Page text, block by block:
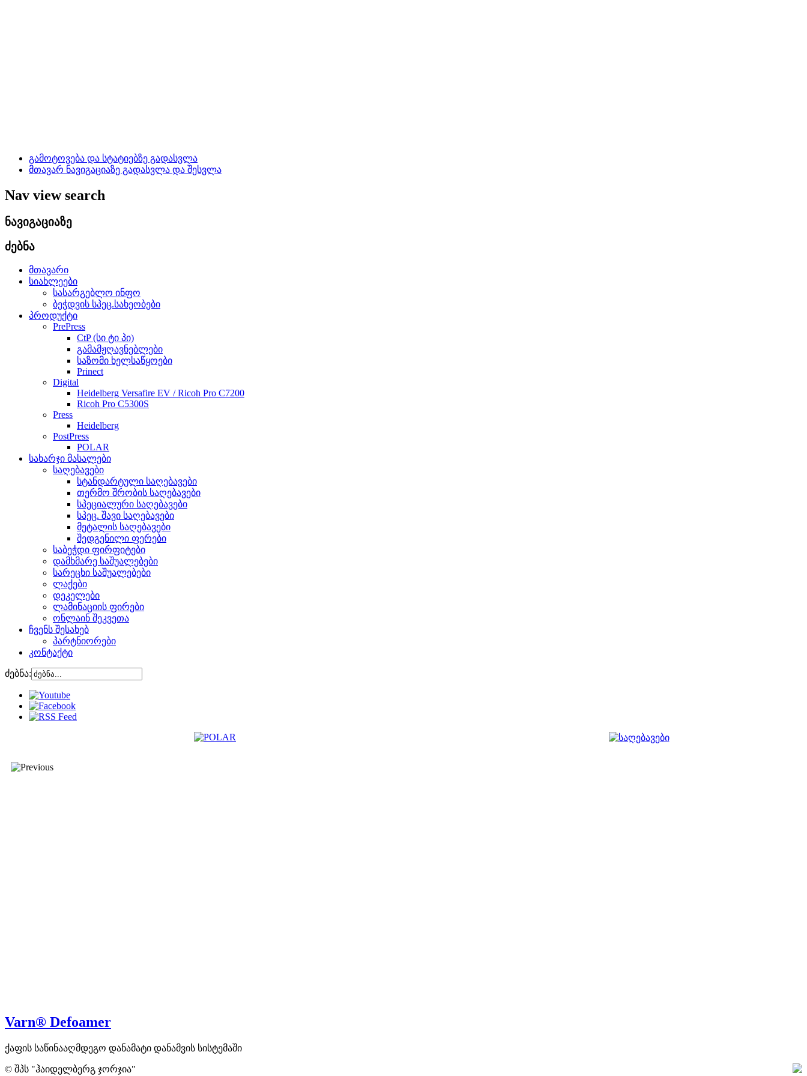
გამოტოვება და სტატიებზე გადასვლა
მთავარ ნავიგაციაზე გადასვლა და შესვლა
Nav view search
ნავიგაციაზე
ძებნა
მთავარი
სიახლეები
სასარგებლო ინფო
ბეჭდვის სპეც.სახეობები
პროდუქტი
PrePress
CtP (სი ტი პი)
გამამჟღავნებლები
საზომი ხელსაწყოები
Prinect
Digital
Heidelberg Versafire EV / Ricoh Pro C7200
Ricoh Pro C5300S
Press
Heidelberg
PostPress
POLAR
სახარჯი მასალები
საღებავები
სტანდარტული საღებავები
თერმო შრობის საღებავები
სპეციალური საღებავები
სპეც. შავი საღებავები
მეტალის საღებავები
შედგენილი ფერები
საბეჭდი ფირფიტები
დამხმარე საშუალებები
სარეცხი საშუალებები
ლაქები
დეკელები
ლამინაციის ფირები
ონლაინ შეკვეთა
ჩვენს შესახებ
პარტნიორები
კონტაქტი
ძებნა:
Varn® Defoamer
ქაფის საწინააღმდეგო დანამატი დანამვის სისტემაში
© შპს "ჰაიდელბერგ ჯორჯია"